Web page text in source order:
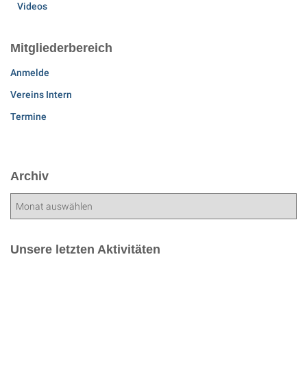
Videos
Mitgliederbereich
Anmelde
Vereins Intern
Termine
Archiv
hUnsere letzten Aktivitäten